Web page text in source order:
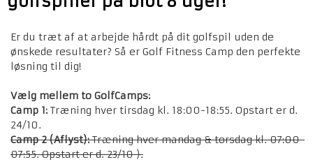
Er du træt af at arbejde hårdt på dit golfspil uden de
ønskede resultater? Så er Golf Fitness Camp den perfekte
løsning til dig!
Vælg mellem to GolfCamps:
Camp 1: Træning hver tirsdag kl. 18:00-18:55. Opstart er d.
24/10.
Camp 2 (Aflyst):Træning hver mandag & torsdag kl. 07:00-
07:55. Opstart er d. 23/10 ).